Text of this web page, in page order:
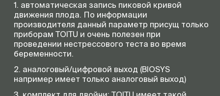
автоматическая запись пиковой кривой
движения плода. По информации
производителя данный параметр присущ только
приборам TOITU и очень полезен при
проведении нестрессового теста во время
беременности.
аналоговый/цифровой выход (BIOSYS
например имеет только аналоговый выход)